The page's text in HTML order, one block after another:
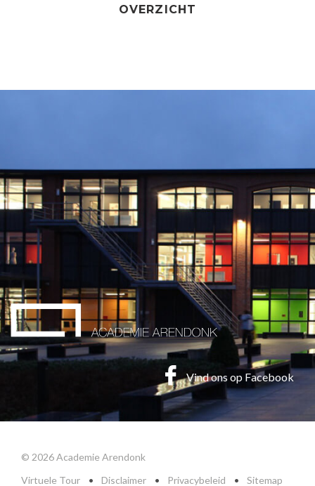
OVERZICHT
Vind ons op Facebook
© 2026 Academie Arendonk
Virtuele Tour
• Disclaimer • Privacybeleid • Sitemap